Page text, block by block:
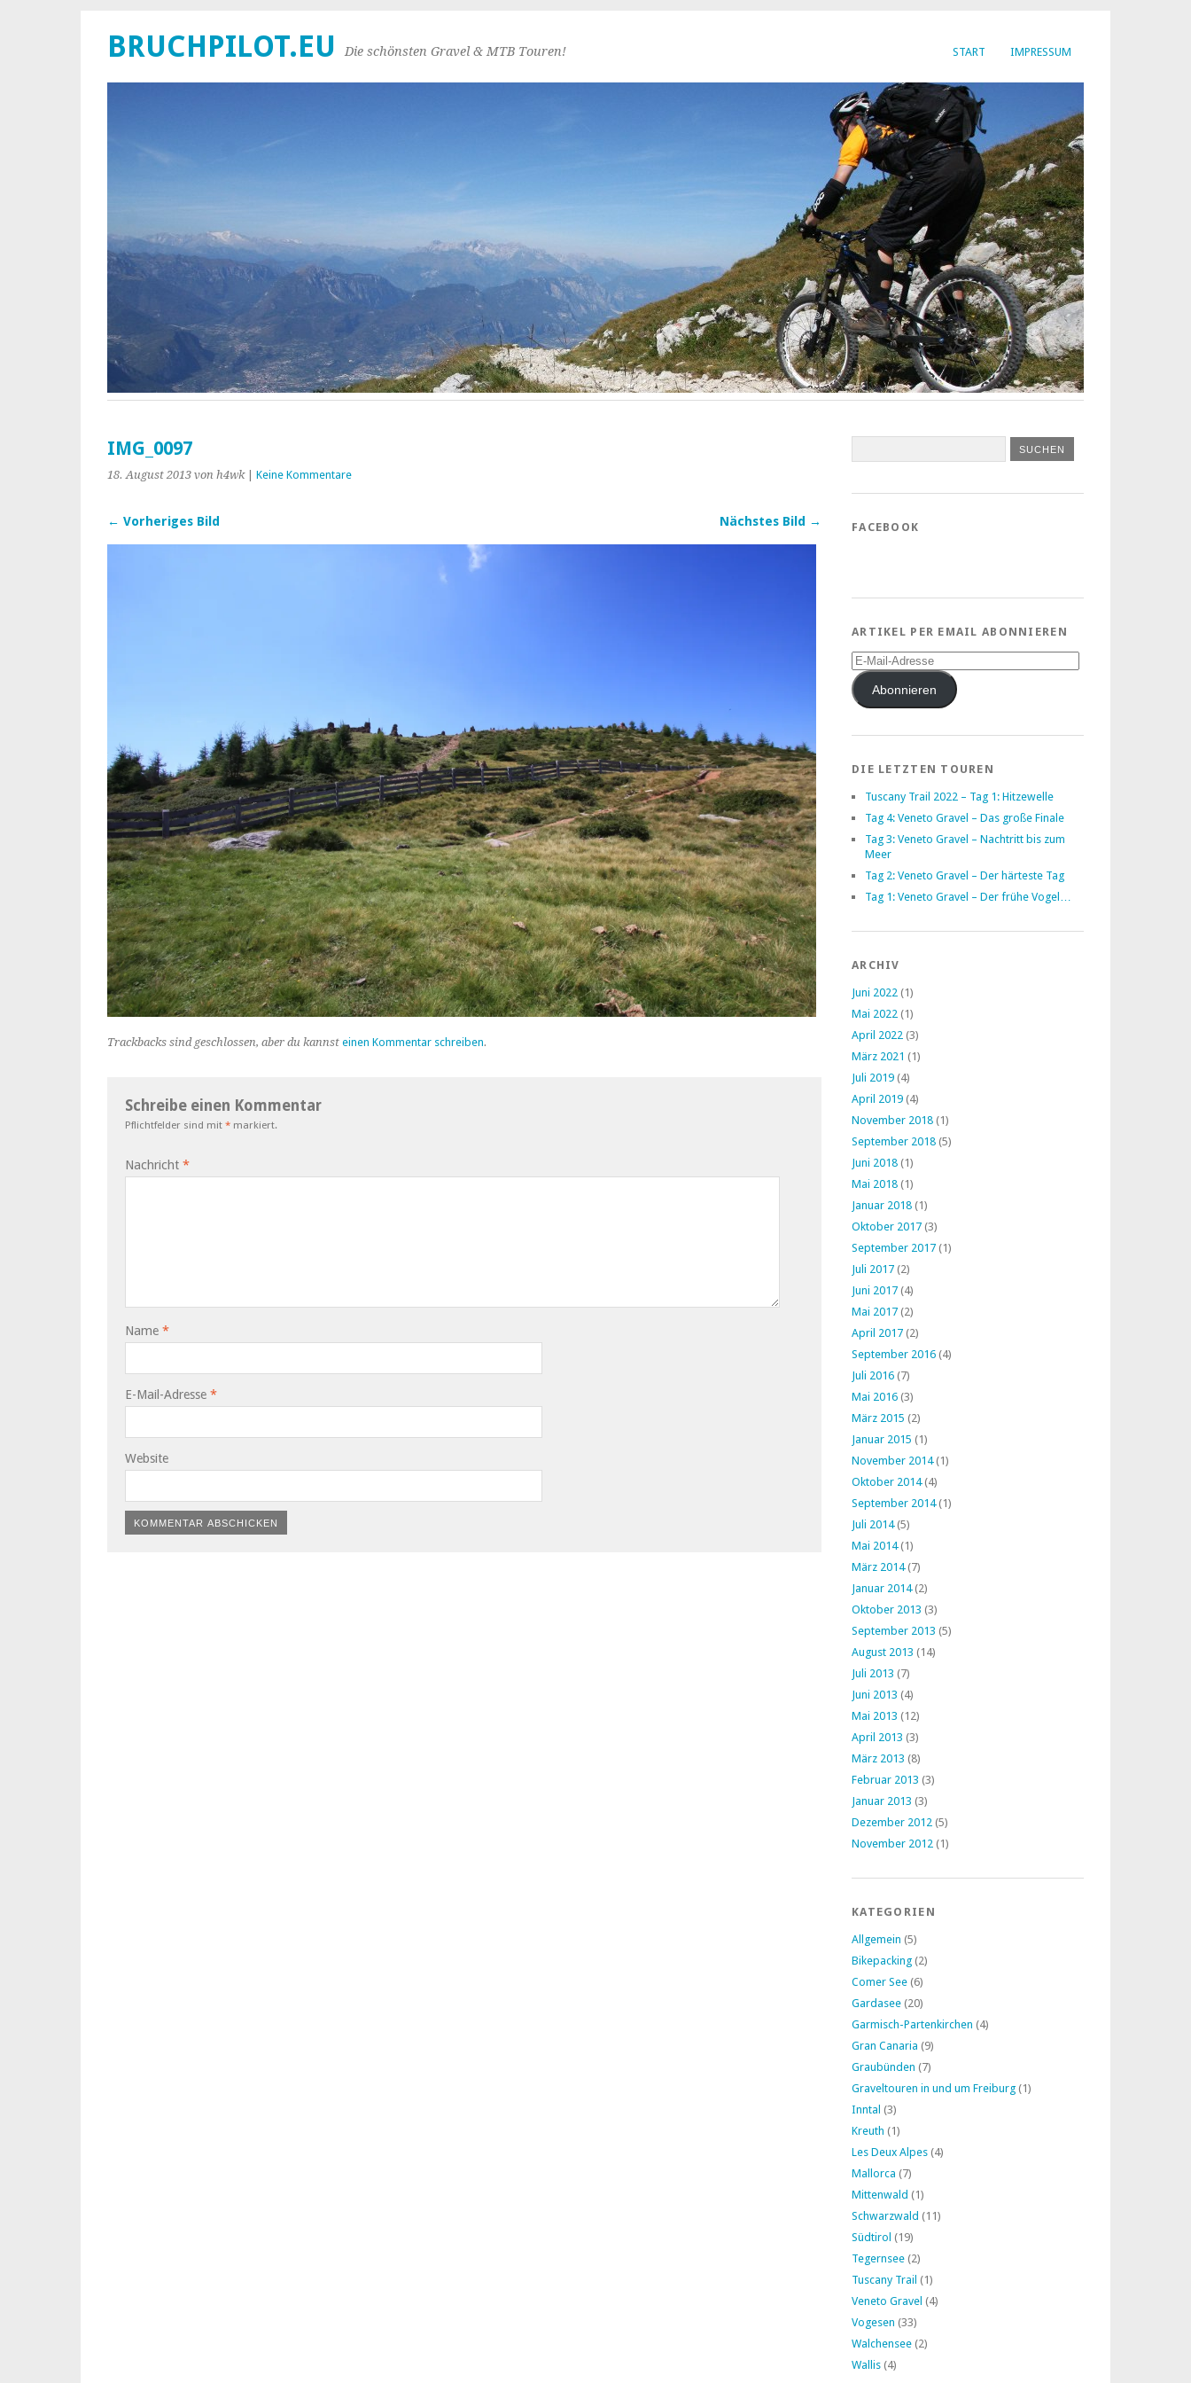
START IMPRESSUM
BRUCHPILOT.EU Die schönsten Gravel & MTB Touren!
IMG_0097
18. August 2013 von h4wk| Keine Kommentare
← Vorheriges Bild Nächstes Bild →
Trackbacks sind geschlossen, aber du kannst einen Kommentar schreiben.
Schreibe einen Kommentar
Pflichtfelder sind mit * markiert.
Nachricht *
Name *
E-Mail-Adresse *
Website
FACEBOOK
ARTIKEL PER EMAIL ABONNIEREN
E-
Mail-
AdresseAbonnieren
DIE LETZTEN TOUREN
Tuscany Trail 2022 – Tag 1: Hitzewelle
Tag 4: Veneto Gravel – Das große Finale
Tag 3: Veneto Gravel – Nachtritt bis zum
Meer
Tag 2: Veneto Gravel – Der härteste Tag
Tag 1: Veneto Gravel – Der frühe Vogel…
ARCHIV
Juni 2022 (1)
Mai 2022 (1)
April 2022 (3)
März 2021 (1)
Juli 2019 (4)
April 2019 (4)
November 2018 (1)
September 2018 (5)
Juni 2018 (1)
Mai 2018 (1)
Januar 2018 (1)
Oktober 2017 (3)
September 2017 (1)
Juli 2017 (2)
Juni 2017 (4)
Mai 2017 (2)
April 2017 (2)
September 2016 (4)
Juli 2016 (7)
Mai 2016 (3)
März 2015 (2)
Januar 2015 (1)
November 2014(1)
Oktober 2014(4)
September 2014(1)
Juli 2014(5)
Mai 2014(1)
März 2014(7)
Januar 2014(2)
Oktober 2013 (3)
September 2013 (5)
August 2013 (14)
Juli 2013 (7)
Juni 2013 (4)
Mai 2013 (12)
April 2013 (3)
März 2013 (8)
Februar 2013 (3)
Januar 2013 (3)
Dezember 2012 (5)
November 2012 (1)
KATEGORIEN
Allgemein (5)
Bikepacking (2)
Comer See (6)
Gardasee (20)
Garmisch-Partenkirchen (4)
Gran Canaria (9)
Graubünden (7)
Graveltouren in und um Freiburg (1)
Inntal (3)
Kreuth (1)
Les Deux Alpes (4)
Mallorca (7)
Mittenwald (1)
Schwarzwald (11)
Südtirol (19)
Tegernsee (2)
Tuscany Trail (1)
Veneto Gravel (4)
Vogesen (33)
Walchensee (2)
Wallis (4)